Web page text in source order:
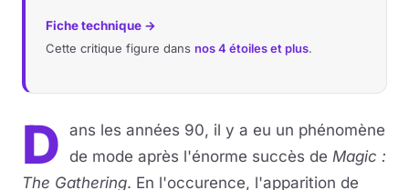
Fiche technique →
Cette critique figure dans nos 4 étoiles et plus.
D ans les années 90, il y a eu un phénomène
de mode après l'énorme succès de Magic :
The Gathering. En l'occurence, l'apparition de